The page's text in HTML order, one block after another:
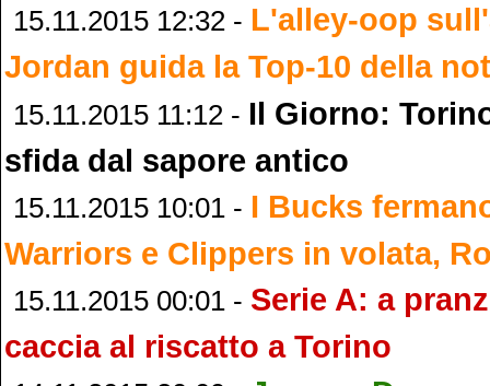
15.11.2015 12:32 - L'alley-oop
Jordan guida la Top-10 della
15.11.2015 11:12 - Il Giorno:
sfida dal sapore antico
15.11.2015 10:01 - I Bucks
Warriors e Clippers in volata,
15.11.2015 00:01 - Serie A: a
caccia al riscatto a Torino